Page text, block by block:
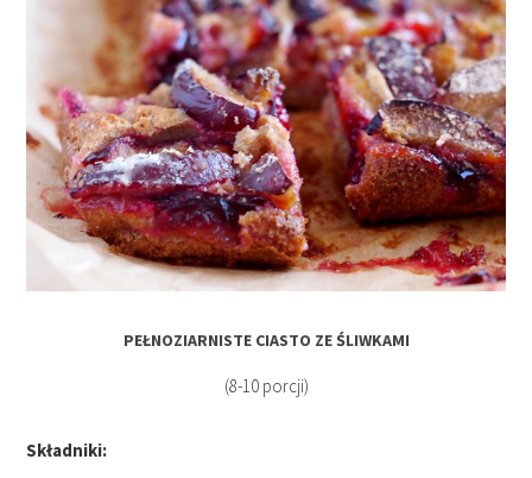
PEŁNOZIARNISTE CIASTO ZE ŚLIWKAMI
(8-10 porcji)
Składniki: